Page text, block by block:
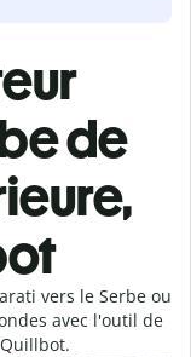
de
vers le Serbe ou
avec l'outil de